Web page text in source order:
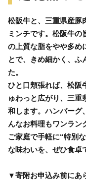
松阪牛と、三重県産豚
ミンチです。松阪牛
の上質な脂をやや多め
とで、きめ細かく、ふ
た。
ひと口頬張れば、松阪
ゅわっと広がり、三重
和します。ハンバーグ
んなお料理もワンラン
ご家庭で手軽に“特別
な味わいを、ぜひ食卓
▼寄附お申込み前にあ